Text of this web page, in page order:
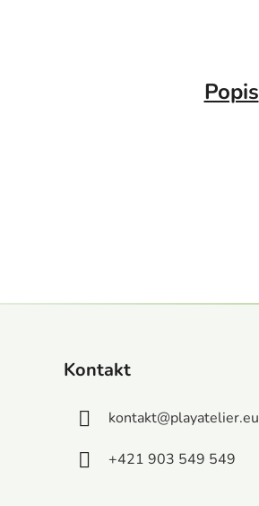
Popis
Kontakt
kontakt@playatelier.eu
+421 903 549 549